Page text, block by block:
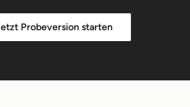
Probeversion starten